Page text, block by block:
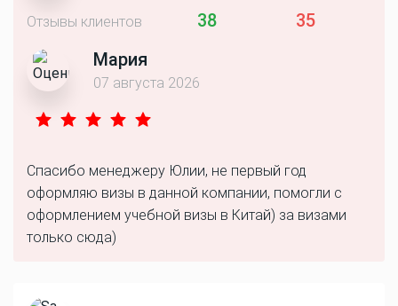
Отзывы клиентов 38
35
Мария
07 августа 2026
Спасибо менеджеру Юлии, не первый год
оформляю визы в данной компании, помогли с
оформлением учебной визы в Китай) за визами
только сюда)